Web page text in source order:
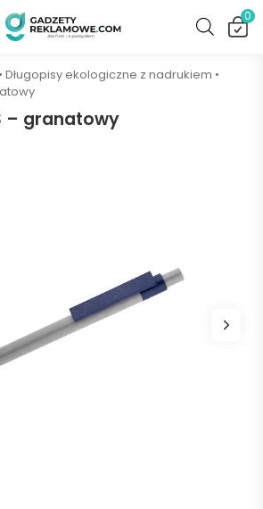
0
• Długopisy ekologiczne z nadrukiem •
– granatowy